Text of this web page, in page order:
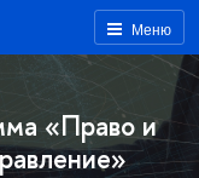
Меню
«Право и